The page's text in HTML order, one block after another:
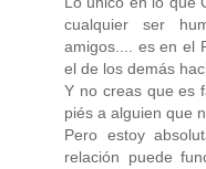
cualquier ser
amigos.... es en el
el de los demás
Y no creas que es
piés a alguien que
Pero estoy
relación puede